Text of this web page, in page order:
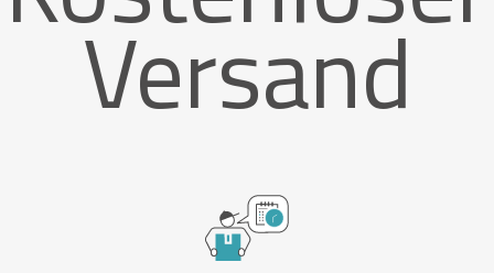
Versand